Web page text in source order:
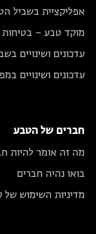
אפליקציית בשביל
מוקד טבע – בטיחות
עדכונים ושינויים
עדכונים ושינויים
חברים של הטבע
מה זה אומר להיות
בואו נהיה חברים
מדיניות השימוש של